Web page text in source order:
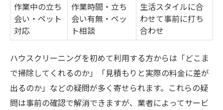
作業中の立ち
会い・ペット
対応
作業時間・立ち
会い有無・ペッ
ト相談
生活スタイルに合
わせて事前に打ち
合わせ
ハウスクリーニングを初めて利用する方からは「どこま
で掃除してくれるのか」「見積もりと実際の料金に差が
出るのか」などの疑問が多く寄せられます。これらの疑
問は事前の確認で解消できますが、業者によってサービ